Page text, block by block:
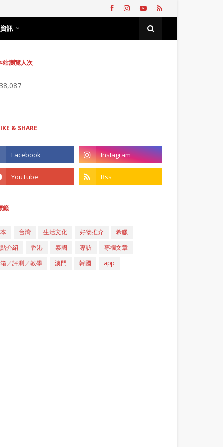
訊
站瀏覽人次
& SHARE
籤
台灣 生活文化 好物推介
希臘
介紹
香港 泰國 專訪
專欄文章
／評測／教學
澳門 韓國 app